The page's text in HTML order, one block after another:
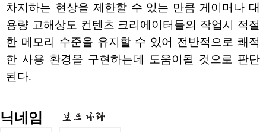
차지하는 현상을 제한할 수 있는 만큼 게이머나 대
용량 고해상도 컨텐츠 크리에이터들의 작업시 적절
한 메모리 수준을 유지할 수 있어 전반적으로 쾌적
한 사용 환경을 구현하는데 도움이될 것으로 판단
된다.
닉네임